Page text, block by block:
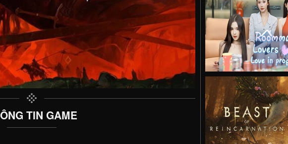
TIN GAME
VIEW
VIEW